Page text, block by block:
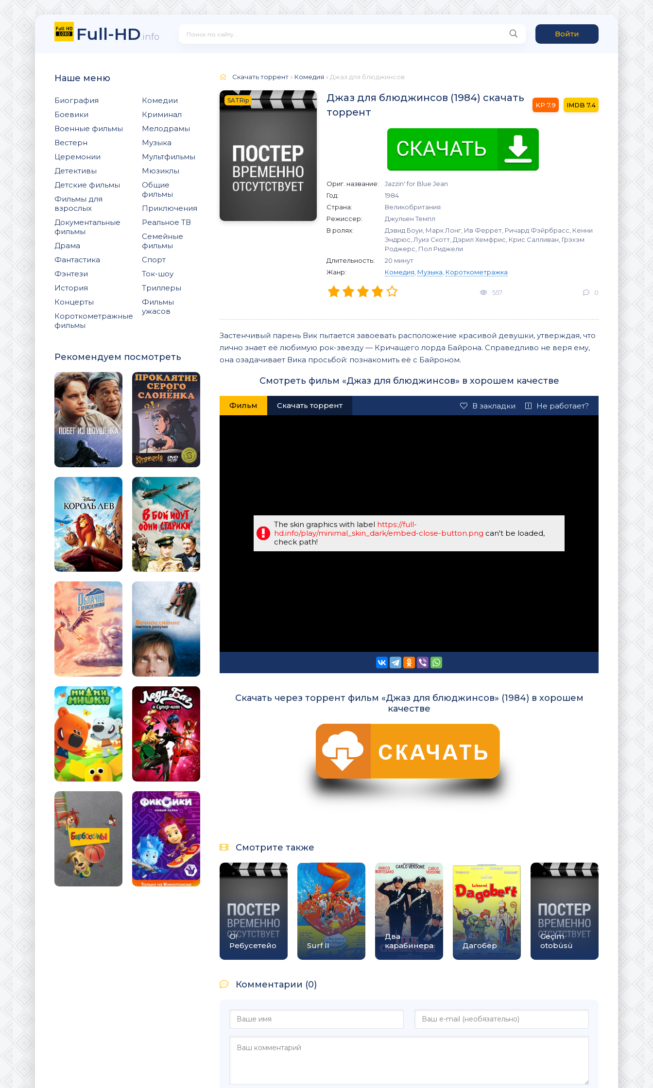
Full-HD.info Войти
Наше меню
Биография
Боевики
Военные фильмы
Вестерн
Церемонии
Детективы
Детские фильмы
Фильмы для
взрослых
Документальные
фильмы
Драма
Фантастика
Фэнтези
История
Концерты
Короткометражные
фильмы
Комедии
Криминал
Мелодрамы
Музыка
Мультфильмы
Мюзиклы
Общие
фильмы
Приключения
Реальное ТВ
Семейные
фильмы
Спорт
Ток-шоу
Триллеры
Фильмы
ужасов
Рекомендуем посмотреть
Скачать торрент » Комедия » Джаз для блюджинсов
SATRip
Джаз для блюджинсов (1984) скачать
торрент
7.9 7.4
Ориг. название:
Jazzin' for Blue Jean
Год:
1984
Страна:
Великобритания
Режиссер:
Джульен Темпл
В ролях:
Дэвид Боуи, Марк Лонг, Ив Феррет, Ричард Фэйрбрасс, Кенни
Эндрюс, Луиз Скотт, Дэрил Хемфрис, Крис Салливан, Грэхэм
Роджерс, Пол Риджели
Длительность:
20 минут
Жанр:
Комедия Музыка Короткометражка
557 0
Застенчивый парень Вик пытается завоевать расположение красивой девушки, утверждая, что
лично знает её любимую рок-звезду — Кричащего лорда Байрона. Справедливо не веря ему,
она озадачивает Вика просьбой: познакомить её с Байроном.
Смотреть фильм «Джаз для блюджинсов» в хорошем качестве
Фильм Скачать торрент В закладки Не работает?
The skin graphics with label https://full-
hd.info/play/minimal_skin_dark/embed-close-button.png can't be loaded,
check path!
Скачать через торрент фильм «Джаз для блюджинсов» (1984) в хорошем
качестве
Смотрите также
О!
Ребусетейо
Surf II
Два
карабинера
Дагобер
Geçim
otobüsü
Комментарии (0)